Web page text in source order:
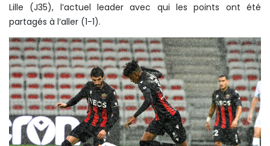
Lille (J35), l’actuel leader avec qui les points ont été
partagés à l’aller (1-1).